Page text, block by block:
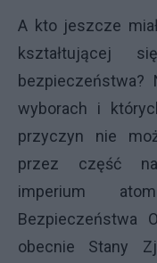
A kto jeszcze
kształtującej
bezpieczeństwa?
wyborach i
przyczyn nie
przez część
imperium
Bezpieczeństwa
obecnie Stany